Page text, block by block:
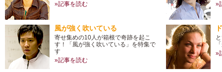
»記事を読む
»
風が強く吹いている
寄せ集めの10人が箱根で奇跡を起こ
す！「風が強く吹いている」を特集で
す
»記事を読む
»